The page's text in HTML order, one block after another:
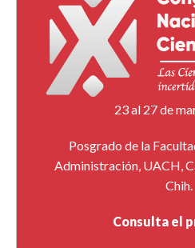
23 al 27 de
Posgrado de la
Administración, UACH,
Chih.
Consulta el